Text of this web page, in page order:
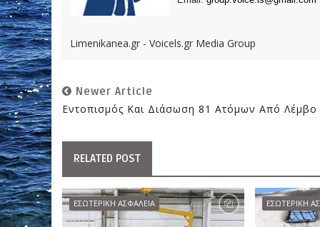
Limenikanea.gr - Voicels.gr Media Group
Newer Article
Εντοπισμός Και Διάσωση 81 Ατόμων Από Λέμβο
RELATED POST
ΕΣΩΤΕΡΙΚΗ ΑΣΦΑΛΕΙΑ ΕΣΩΤΕΡΙΚΗ